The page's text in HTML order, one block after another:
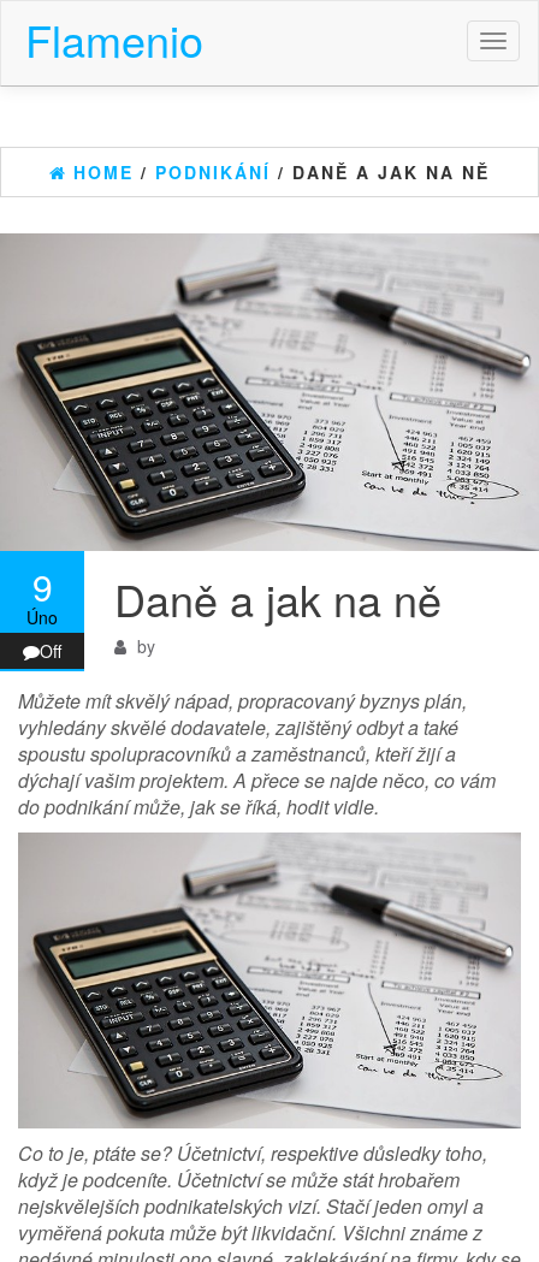
Flamenio
HOME / PODNIKÁNÍ / DANĚ A JAK NA NĚ
9
Úno
Off
Daně a jak na ně
by
Můžete mít skvělý nápad, propracovaný byznys plán,
vyhledány skvělé dodavatele, zajištěný odbyt a také
spoustu spolupracovníků a zaměstnanců, kteří žijí a
dýchají vašim projektem. A přece se najde něco, co vám
do podnikání může, jak se říká, hodit vidle.
Co to je, ptáte se? Účetnictví, respektive důsledky toho,
když je podceníte. Účetnictví se může stát hrobařem
nejskvělejších podnikatelských vizí. Stačí jeden omyl a
vyměřená pokuta může být likvidační. Všichni známe z